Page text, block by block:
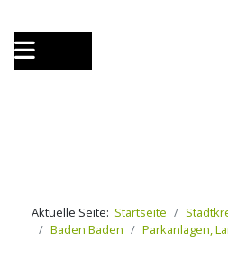
Aktuelle Seite: Startseite
Baden Baden
Parkanlagen,